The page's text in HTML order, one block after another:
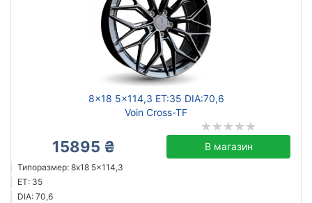
8x18 5x114,3 ET:35 DIA:70,6
Voin Cross-TF
15895 ₴ В магазин
Типоразмер: 8x18 5x114,3
ET: 35
DIA: 70,6
Подобрать